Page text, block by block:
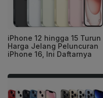
iPhone 12 hingga 15 Turun
Harga Jelang Peluncuran
iPhone 16, Ini Daftarnya